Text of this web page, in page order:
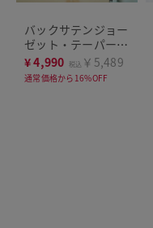
バックサテンジョー
ゼット・テーパード
パンツ
¥4,990 税込 ￥5,489
通常価格から16%OFF